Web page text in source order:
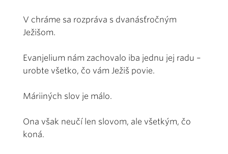
V chráme sa rozpráva s dvanásťročným
Ježišom.
Evanjelium nám zachovalo iba jednu jej radu –
urobte všetko, čo vám Ježiš povie.
Máriiných slov je málo.
Ona však neučí len slovom, ale všetkým, čo
koná.